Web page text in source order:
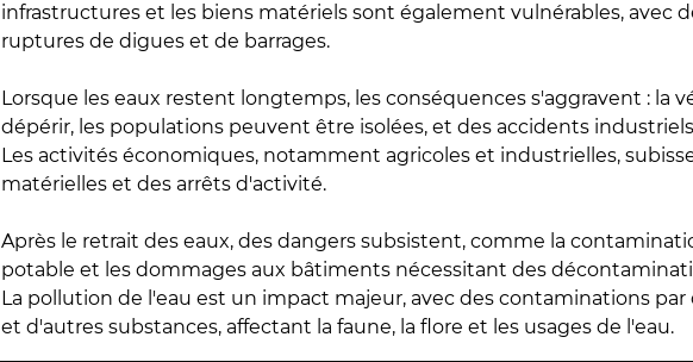
infrastructures et les biens matériels sont également vulnérables, avec
ruptures de digues et de barrages.
Lorsque les eaux restent longtemps, les conséquences s'aggravent : la
dépérir, les populations peuvent être isolées, et des accidents
Les activités économiques, notamment agricoles et industrielles,
matérielles et des arrêts d'activité.
Après le retrait des eaux, des dangers subsistent, comme la
potable et les dommages aux bâtiments nécessitant des
La pollution de l'eau est un impact majeur, avec des contaminations par
et d'autres substances, affectant la faune, la flore et les usages de l'eau.